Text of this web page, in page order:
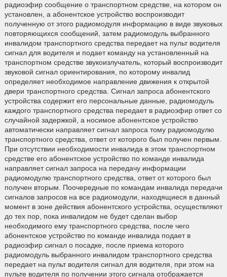
радиоэфир сообщение о транспортном средстве, на котором он
установлен, а абонентское устройство воспроизводит
полученную от этого радиомодуля информацию в виде звуковых
повторяющихся сообщений, затем радиомодуль выбранного
инвалидом транспортного средства передает на пульт водителя
сигнал для водителя и подает команду на установленный на
транспортном средстве звукоизлучатель, который воспроизводит
звуковой сигнал ориентирования, по которому инвалид
определяет необходимое направление движения к открытой
двери транспортного средства. Сигнал запроса абонентского
устройства содержит его персональные данные, радиомодуль
каждого транспортного средства передает в радиоэфир ответ со
случайной задержкой, а носимое абонентское устройство
автоматически направляет сигнал запроса тому радиомодулю
транспортного средства, ответ от которого был получен первым.
При отсутствии необходимости инвалида в этом транспортном
средстве его абонентское устройство по команде инвалида
направляет сигнал запроса на передачу информации
радиомодулю транспортного средства, ответ от которого был
получен вторым. Поочередные по командам инвалида передачи
сигналов запросов на все радиомодули, находящиеся в данный
момент в зоне действия абонентского устройства, осуществляют
до тех пор, пока инвалидом не будет сделан выбор
необходимого ему транспортного средства, после чего
абонентское устройство по команде инвалида подает в
радиоэфир сигнал о посадке, после приема которого
радиомодуль выбранного инвалидом транспортного средства
передает на пульт водителя сигнал для водителя, при этом на
пульте водителя по получении этого сигнала отображается